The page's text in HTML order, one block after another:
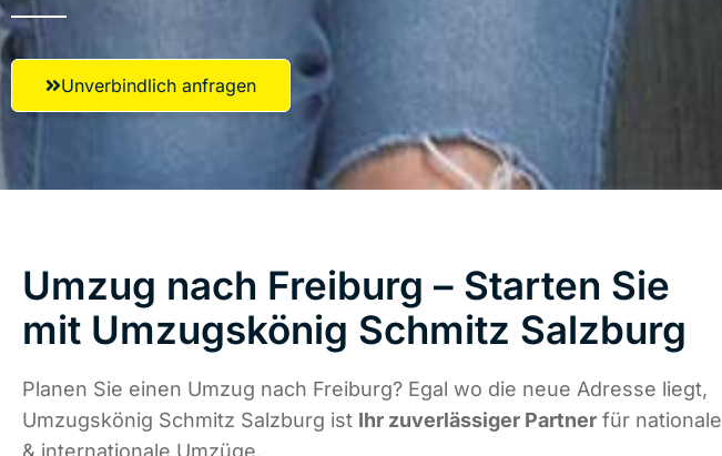
Unverbindlich anfragen
Umzug nach Freiburg – Starten Sie
mit Umzugskönig Schmitz Salzburg
Planen Sie einen Umzug nach Freiburg? Egal wo die neue Adresse liegt,
Umzugskönig Schmitz Salzburg ist Ihr zuverlässiger Partner für nationale
& internationale Umzüge.